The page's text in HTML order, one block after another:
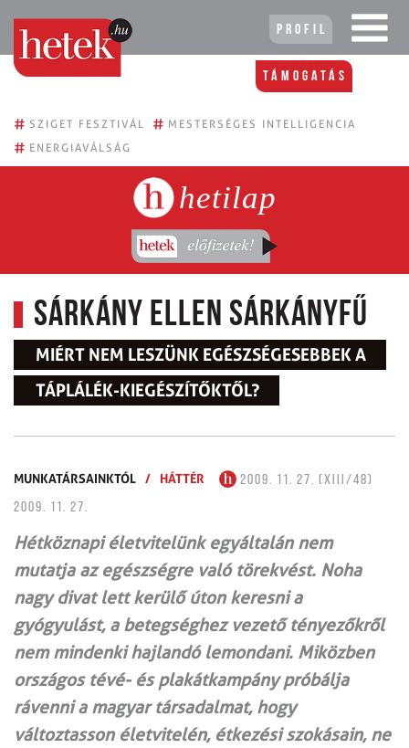
Profil
Támogatás
# SZIGET FESZTIVÁL # MESTERSÉGES INTELLIGENCIA
# ENERGIAVÁLSÁG
hetilap
Sárkány ellen sárkányfű
MIÉRT NEM LESZÜNK EGÉSZSÉGESEBBEK A
TÁPLÁLÉK-KIEGÉSZÍTŐKTŐL?
MUNKATÁRSAINKTÓL / HÁTTÉR
2009. 11. 27. (XIII/48)
2009. 11. 27.
Hétköznapi életvitelünk egyáltalán nem
mutatja az egészségre való törekvést. Noha
nagy divat lett kerülő úton keresni a
gyógyulást, a betegséghez vezető tényezőkről
nem mindenki hajlandó lemondani. Miközben
országos tévé- és plakátkampány próbálja
rávenni a magyar társadalmat, hogy
változtasson életvitelén, étkezési szokásain, ne